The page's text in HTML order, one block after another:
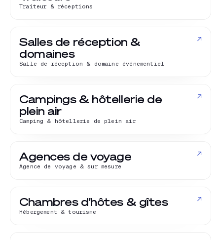
Traiteur & réceptions
Salles de réception &
domaines
Salle de réception & domaine événementiel
↗
Campings & hôtellerie de
plein air
Camping & hôtellerie de plein air
↗
Agences de voyage
Agence de voyage & sur mesure
↗
Chambres d'hôtes & gîtes
Hébergement & tourisme
↗